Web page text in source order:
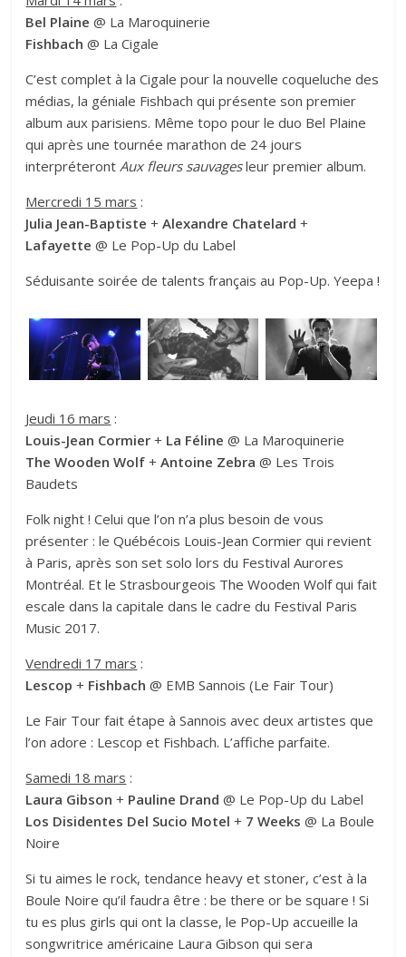
Bel Plaine @ La Maroquinerie
Fishbach @ La Cigale
C’est complet à la Cigale pour la nouvelle coqueluche des
médias, la géniale Fishbach qui présente son premier
album aux parisiens. Même topo pour le duo Bel Plaine
qui après une tournée marathon de 24 jours
interpréteront Aux fleurs sauvagesleur premier album.
Mercredi 15 mars :
Julia Jean-Baptiste +Alexandre Chatelard +
Lafayette @ Le Pop-Up du Label
Séduisante soirée de talents français au Pop-Up. Yeepa !
Jeudi 16 mars :
Louis-Jean Cormier + La Féline @ La Maroquinerie
The Wooden Wolf +Antoine Zebra @ Les Trois
Baudets
Folk night ! Celui que l’on n’a plus besoin de vous
présenter : le Québécois Louis-Jean Cormier qui revient
à Paris, après son set solo lors du Festival Aurores
Montréal. Et le Strasbourgeois The Wooden Wolfqui fait
escale dans la capitale dans le cadre du Festival Paris
Music 2017.
Vendredi 17 mars :
Lescop + Fishbach @ EMB Sannois (Le Fair Tour)
Le Fair Tour fait étape à Sannois avec deux artistes que
l’on adore : Lescop et Fishbach. L’affiche parfaite.
Samedi 18 mars :
Laura Gibson + Pauline Drand @ Le Pop-Up du Label
Los Disidentes Del Sucio Motel + 7 Weeks @ La Boule
Noire
Si tu aimes le rock, tendance heavy et stoner, c’est à la
Boule Noire qu’il faudra être : be there or be square ! Si
tu es plus girls qui ont la classe, le Pop-Up accueille la
songwritrice américaine Laura Gibson qui sera